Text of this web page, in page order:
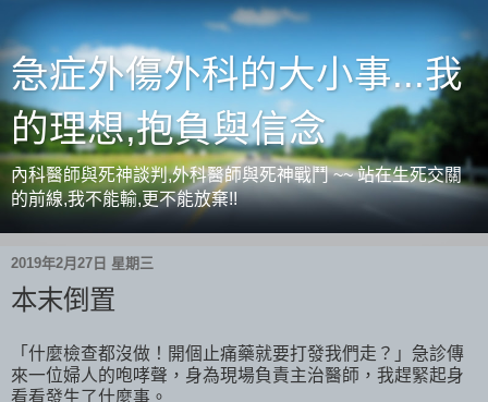
急症外傷外科的大小事...我
的理想,抱負與信念
內科醫師與死神談判,外科醫師與死神戰鬥 ~~ 站在生死交關
的前線,我不能輸,更不能放棄!!
2019年2月27日 星期三
本末倒置
「什麼檢查都沒做！開個止痛藥就要打發我們走？」急診傳
來一位婦人的咆哮聲，身為現場負責主治醫師，我趕緊起身
看看發生了什麼事。